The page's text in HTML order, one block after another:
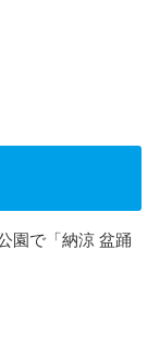
園で「納涼 盆踊